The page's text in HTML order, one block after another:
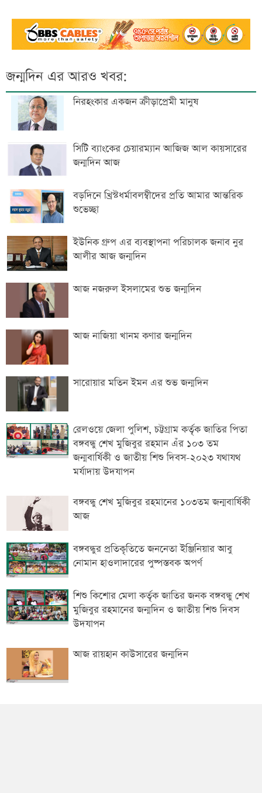
জন্মদিন এর আরও খবর:
নিরহংকার একজন ক্রীড়াপ্রেমী মানুষ
সিটি ব্যাংকের চেয়ারম্যান আজিজ আল কায়সারের
জন্মদিন আজ
বড়দিনে খ্রিস্টধর্মাবলম্বীদের প্রতি আমার আন্তরিক
শুভেচ্ছা
ইউনিক গ্রুপ এর ব্যবস্থাপনা পরিচালক জনাব নুর
আলীর আজ জন্মদিন
আজ নজরুল ইসলামের শুভ জন্মদিন
আজ নাজিয়া খানম কণার জন্মদিন
সারোয়ার মতিন ইমন এর শুভ জন্মদিন
রেলওয়ে জেলা পুলিশ, চট্টগ্রাম কর্তৃক জাতির পিতা
বঙ্গবন্ধু শেখ মুজিবুর রহমান এঁর ১০৩ তম
জন্মবার্ষিকী ও জাতীয় শিশু দিবস-২০২৩ যথাযথ
মর্যাদায় উদযাপন
বঙ্গবন্ধু শেখ মুজিবুর রহমানের ১০৩তম জন্মবার্ষিকী
আজ
বঙ্গবন্ধুর প্রতিকৃতিতে জননেতা ইঞ্জিনিয়ার আবু
নোমান হাওলাদারের পুষ্পস্তবক অপর্ণ
শিশু কিশোর মেলা কর্তৃক জাতির জনক বঙ্গবন্ধু শেখ
মুজিবুর রহমানের জন্মদিন ও জাতীয় শিশু দিবস
উদযাপন
আজ রায়হান কাউসারের জন্মদিন